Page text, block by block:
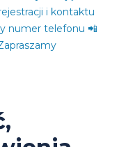
i kontaktu
numer telefonu 📲